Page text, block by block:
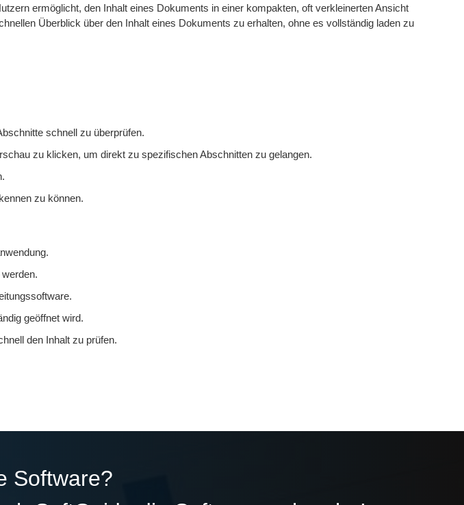
ermöglicht, den Inhalt eines Dokuments in einer kompakten, oft verkleinerten Ansicht
Überblick über den Inhalt eines Dokuments zu erhalten, ohne es vollständig laden zu
schnell zu überprüfen.
zu klicken, um direkt zu spezifischen Abschnitten zu gelangen.
zu können.
geöffnet wird.
den Inhalt zu prüfen.
Software?